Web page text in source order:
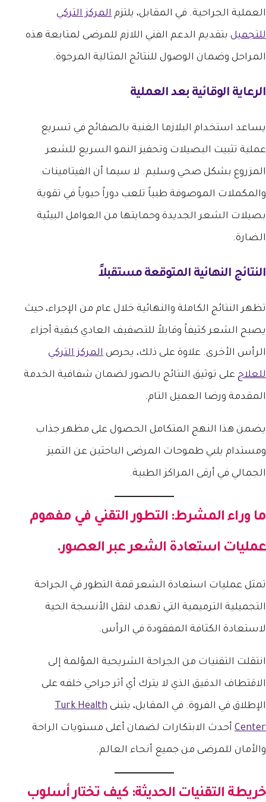
العملية الجراحية. في المقابل، يلتزم المركز التركي
للتجميل بتقديم الدعم الفني اللازم للمرضى لمتابعة هذه
المراحل وضمان الوصول للنتائج المثالية المرجوة.
الرعاية الوقائية بعد العملية
يساعد استخدام البلازما الغنية بالصفائح في تسريع
عملية تثبيت البصيلات وتحفيز النمو السريع للشعر
المزروع بشكل صحي وسليم. لا سيما أن الفيتامينات
والمكملات الموصوفة طبياً تلعب دوراً حيوياً في تقوية
بصيلات الشعر الجديدة وحمايتها من العوامل البيئية
الضارة.
النتائج النهائية المتوقعة مستقبلاً
تظهر النتائج الكاملة والنهائية خلال عام من الإجراء، حيث
يصبح الشعر كثيفاً وقابلاً للتصفيف العادي كبقية أجزاء
الرأس الأخرى. علاوة على ذلك، يحرص المركز التركي
للعلاج على توثيق النتائج بالصور لضمان شفافية الخدمة
المقدمة ورضا العميل التام.
يضمن هذا النهج المتكامل الحصول على مظهر جذاب
ومستدام يلبي طموحات المرضى الباحثين عن التميز
الجمالي في أرقى المراكز الطبية.
ما وراء المشرط: التطور التقني في مفهوم
عمليات استعادة الشعر عبر العصور.
تمثل عمليات استعادة الشعر قمة التطور في الجراحة
التجميلية الترميمية التي تهدف لنقل الأنسجة الحية
لاستعادة الكثافة المفقودة في الرأس.
انتقلت التقنيات من الجراحة الشريحية المؤلمة إلى
الاقتطاف الدقيق الذي لا يترك أي أثر جراحي خلفه على
الإطلاق في الفروة. في المقابل، يتبنى Turk Health
Center أحدث الابتكارات لضمان أعلى مستويات الراحة
والأمان للمرضى من جميع أنحاء العالم.
خريطة التقنيات الحديثة: كيف تختار أسلوب